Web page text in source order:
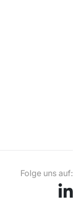
Folge uns auf: